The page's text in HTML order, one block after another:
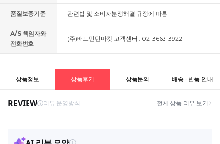
품질보증기준 관련법 및 소비자분쟁해결 규정에 따름
A/S 책임자와
전화번호
(주)배드민턴마켓 고객센터 : 02-3663-3922
상품정보 상품후기 상품문의 배송 · 반품 안내